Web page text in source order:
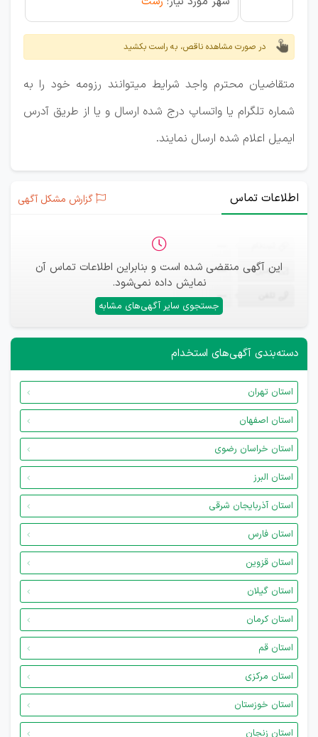
در صورت مشاهده ناقص، به راست بکشید
متقاضیان محترم واجد شرایط میتوانند رزومه خود را به
شماره تلگرام یا واتساپ درج شده ارسال و یا از طریق آدرس
ایمیل اعلام شده ارسال نمایند.
اطلاعات تماس گزارش مشکل آگهی
این آگهی منقضی شده است و بنابراین اطلاعات تماس آن
نمایش داده نمی‌شود.
جستجوی سایر آگهی‌های مشابه
ایمیل —
—
دسته‌بندی آگهی‌های استخدام
استان تهران
استان اصفهان
استان خراسان رضوی
استان البرز
استان آذربایجان شرقی
استان فارس
استان قزوین
استان گیلان
استان کرمان
استان قم
استان مرکزی
استان خوزستان
استان زنجان